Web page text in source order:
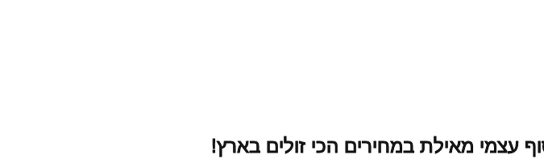
עצמי מאילת במחירים הכי זולים בארץ!